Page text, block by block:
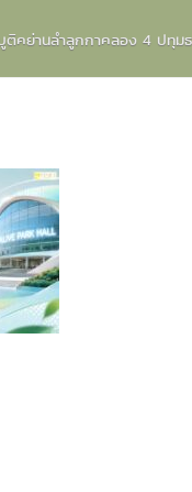
ติคย่านลำลูกกาคลอง 4 ปทุม